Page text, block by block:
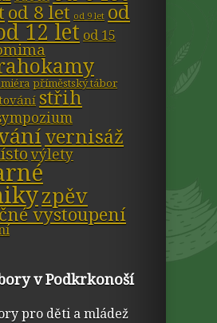
od 8 let od 9 let od
12 let od 15
příměstský tábor
střih
vernisáž
výlety
zpěv
vystoupení
v Podkrkonoší
pro děti a mládež